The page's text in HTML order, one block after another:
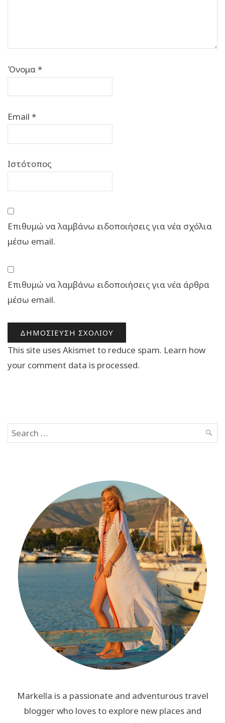
Όνομα*
Email *
Ιστότοπος
Επιθυμώ να λαμβάνω ειδοποιήσεις για νέα σχόλια
μέσω email.
Επιθυμώ να λαμβάνω ειδοποιήσεις για νέα άρθρα
μέσω email.
This site uses Akismet to reduce spam. Learn how
your comment data is processed.
Search
for:
Markella is a passionate and adventurous travel
blogger who loves to explore new places and